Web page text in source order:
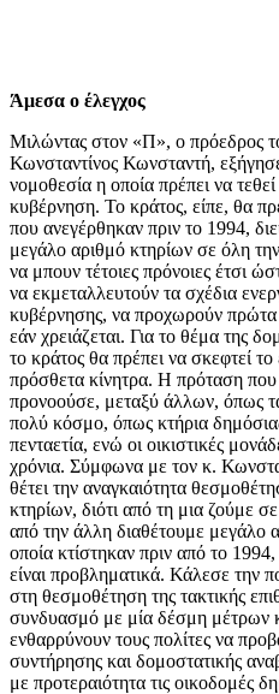
Άμεσα ο έλεγχος
Μιλώντας στον «Π», ο πρόεδρος
Κωνσταντίνος Κωνσταντή,
νομοθεσία η οποία πρέπει να
κυβέρνηση. Το κράτος, είπε, θα
που ανεγέρθηκαν πριν το 1994,
μεγάλο αριθμό κτηρίων σε όλη
να μπουν τέτοιες πρόνοιες έτσι
να εκμεταλλευτούν τα σχέδια
κυβέρνησης, να προχωρούν
εάν χρειάζεται. Για το θέμα της
το κράτος θα πρέπει να σκεφτεί
πρόσθετα κίνητρα. Η πρόταση
προνοούσε, μεταξύ άλλων, όπως
πολύ κόσμο, όπως κτήρια
πενταετία, ενώ οι οικιστικές
χρόνια. Σύμφωνα με τον κ.
θέτει την αναγκαιότητα
κτηρίων, διότι από τη μια ζούμε
από την άλλη διαθέτουμε μεγάλο
οποία κτίστηκαν πριν από το
είναι προβληματικά. Κάλεσε την
στη θεσμοθέτηση της τακτικής
συνδυασμό με μία δέσμη μέτρων
ενθαρρύνουν τους πολίτες να
συντήρησης και δομοστατικής
με προτεραιότητα τις οικοδομές